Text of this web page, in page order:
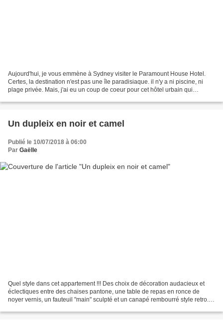
Aujourd'hui, je vous emmène à Sydney visiter le Paramount House Hotel.
Certes, la destination n'est pas une île paradisiaque. il n'y a ni piscine, ni
plage privée. Mais, j'ai eu un coup de coeur pour cet hôtel urbain qui
Un dupleix en noir et camel
Publié le 10/07/2018 à 06:00
Par Gaëlle
Quel style dans cet appartement !!! Des choix de décoration audacieux et
éclectiques entre des chaises pantone, une table de repas en ronce de
noyer vernis, un fauteuil "main" sculpté et un canapé rembourré style retro...